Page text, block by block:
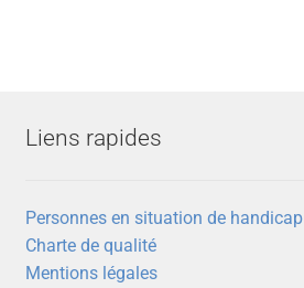
Liens rapides
Personnes en situation de handicap
Charte de qualité
Mentions légales